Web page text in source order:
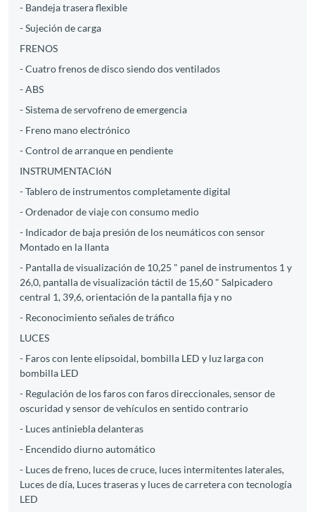
- Bandeja trasera flexible
- Sujeción de carga
FRENOS
- Cuatro frenos de disco siendo dos ventilados
- ABS
- Sistema de servofreno de emergencia
- Freno mano electrónico
- Control de arranque en pendiente
INSTRUMENTACIóN
- Tablero de instrumentos completamente digital
- Ordenador de viaje con consumo medio
- Indicador de baja presión de los neumáticos con sensor
Montado en la llanta
- Pantalla de visualización de 10,25 " panel de instrumentos 1 y
26,0, pantalla de visualización táctil de 15,60 " Salpicadero
central 1, 39,6, orientación de la pantalla fija y no
- Reconocimiento señales de tráfico
LUCES
- Faros con lente elipsoidal, bombilla LED y luz larga con
bombilla LED
- Regulación de los faros con faros direccionales, sensor de
oscuridad y sensor de vehículos en sentido contrario
- Luces antiniebla delanteras
- Encendido diurno automático
- Luces de freno, luces de cruce, luces intermitentes laterales,
Luces de día, Luces traseras y luces de carretera con tecnología
LED